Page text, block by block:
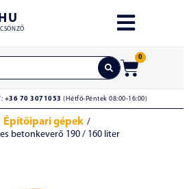
0
+36 70 3071053 (Hétfő-Péntek 08:00-16:00)
Építőipari gépek /
betonkeverő 190 / 160 liter